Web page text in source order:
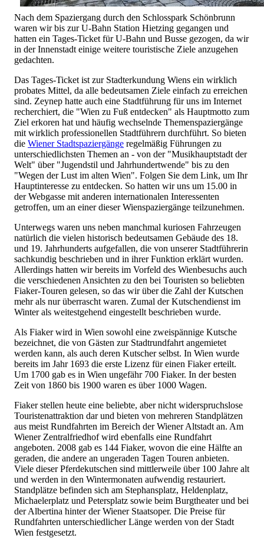
Nach dem Spaziergang durch den Schlosspark Schönbrunn
waren wir bis zur U-Bahn Station Hietzing gegangen und
hatten ein Tages-Ticket für U-Bahn und Busse gezogen, da wir
in der Innenstadt einige weitere touristische Ziele anzugehen
gedachten.
Das Tages-Ticket ist zur Stadterkundung Wiens ein wirklich
probates Mittel, da alle bedeutsamen Ziele einfach zu erreichen
sind. Zeynep hatte auch eine Stadtführung für uns im Internet
recherchiert, die "Wien zu Fuß entdecken" als Hauptmotto zum
Ziel erkoren hat und häufig wechselnde Themenspaziergänge
mit wirklich professionellen Stadtführern durchführt. So bieten
die Wiener Stadtspaziergänge regelmäßig Führungen zu
unterschiedlichsten Themen an - von der "Musikhauptstadt der
Welt" über "Jugendstil und Jahrhundertwende" bis zu den
"Wegen der Lust im alten Wien". Folgen Sie dem Link, um Ihr
Hauptinteresse zu entdecken. So hatten wir uns um 15.00 in
der Webgasse mit anderen internationalen Interessenten
getroffen, um an einer dieser Wienspaziergänge teilzunehmen.
Unterwegs waren uns neben manchmal kuriosen Fahrzeugen
natürlich die vielen historisch bedeutsamen Gebäude des 18.
und 19. Jahrhunderts aufgefallen, die von unserer Stadtführerin
sachkundig beschrieben und in ihrer Funktion erklärt wurden.
Allerdings hatten wir bereits im Vorfeld des Wienbesuchs auch
die verschiedenen Ansichten zu den bei Touristen so beliebten
Fiaker-Touren gelesen, so das wir über die Zahl der Kutschen
mehr als nur überrascht waren. Zumal der Kutschendienst im
Winter als weitestgehend eingestellt beschrieben wurde.
Als Fiaker wird in Wien sowohl eine zweispännige Kutsche
bezeichnet, die von Gästen zur Stadtrundfahrt angemietet
werden kann, als auch deren Kutscher selbst. In Wien wurde
bereits im Jahr 1693 die erste Lizenz für einen Fiaker erteilt.
Um 1700 gab es in Wien ungefähr 700 Fiaker. In der besten
Zeit von 1860 bis 1900 waren es über 1000 Wagen.
Fiaker stellen heute eine beliebte, aber nicht widerspruchslose
Touristenattraktion dar und bieten von mehreren Standplätzen
aus meist Rundfahrten im Bereich der Wiener Altstadt an. Am
Wiener Zentralfriedhof wird ebenfalls eine Rundfahrt
angeboten. 2008 gab es 144 Fiaker, wovon die eine Hälfte an
geraden, die andere an ungeraden Tagen Touren anbieten.
Viele dieser Pferdekutschen sind mittlerweile über 100 Jahre alt
und werden in den Wintermonaten aufwendig restauriert.
Standplätze befinden sich am Stephansplatz, Heldenplatz,
Michaelerplatz und Petersplatz sowie beim Burgtheater und bei
der Albertina hinter der Wiener Staatsoper. Die Preise für
Rundfahrten unterschiedlicher Länge werden von der Stadt
Wien festgesetzt.